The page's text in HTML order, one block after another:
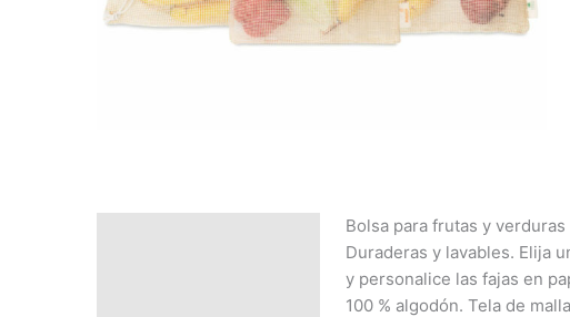
Bolsa para frutas y
Duraderas y lavables. Elija
y personalice las fajas en
100 % algodón. Tela de